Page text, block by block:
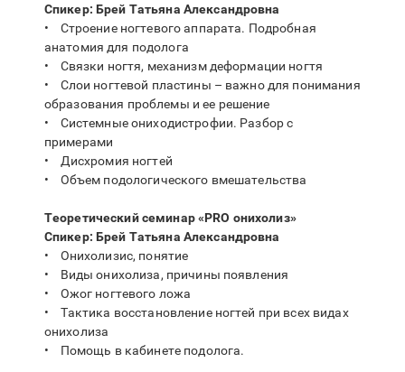
Спикер: Брей Татьяна Александровна
• Строение ногтевого аппарата. Подробная
анатомия для подолога
• Связки ногтя, механизм деформации ногтя
• Слои ногтевой пластины – важно для понимания
образования проблемы и ее решение
• Системные ониходистрофии. Разбор с
примерами
• Дисхромия ногтей
• Объем подологического вмешательства
Теоретический семинар «PRO онихолиз»
Спикер: Брей Татьяна Александровна
• Онихолизис, понятие
• Виды онихолиза, причины появления
• Ожог ногтевого ложа
• Тактика восстановление ногтей при всех видах
онихолиза
• Помощь в кабинете подолога.